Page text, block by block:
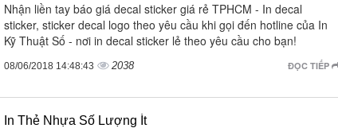
Nhận liền tay báo giá decal sticker giá rẻ TPHCM - In decal
sticker, sticker decal logo theo yêu cầu khi gọi đến hotline của In
Kỹ Thuật Số - nơi in decal sticker lẻ theo yêu cầu cho bạn!
ĐỌC TIẾP
08/06/2018 14:48:43 2038
In Thẻ Nhựa Số Lượng Ít